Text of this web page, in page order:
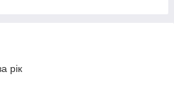
рік